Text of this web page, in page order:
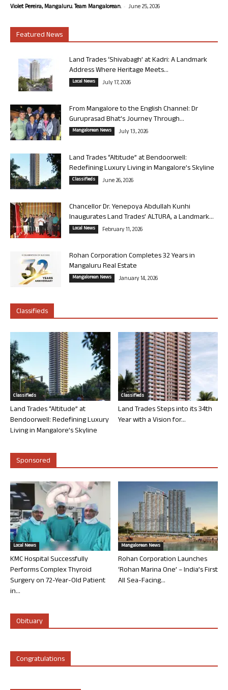
Violet Pereira, Mangaluru. Team Mangalorean. - June 25, 2026
Featured News
Land Trades ‘Shivabagh’ at Kadri: A Landmark
Address Where Heritage Meets...
Local News July 17, 2026
From Mangalore to the English Channel: Dr
Guruprasad Bhat’s Journey Through...
Mangalorean News July 13, 2026
Land Trades “Altitude” at Bendoorwell:
Redefining Luxury Living in Mangalore’s Skyline
Classifieds June 26, 2026
Chancellor Dr. Yenepoya Abdullah Kunhi
Inaugurates Land Trades’ ALTURA, a Landmark...
Local News February 11, 2026
Rohan Corporation Completes 32 Years in
Mangaluru Real Estate
Mangalorean News January 14, 2026
Classifieds
Classifieds
Land Trades “Altitude” at
Bendoorwell: Redefining Luxury
Living in Mangalore’s Skyline
Classifieds
Land Trades Steps into its 34th
Year with a Vision for...
Sponsored
Local News
KMC Hospital Successfully
Performs Complex Thyroid
Surgery on 72-Year-Old Patient
in...
Mangalorean News
Rohan Corporation Launches
‘Rohan Marina One’ – India’s First
All Sea-Facing...
Obituary
Congratulations